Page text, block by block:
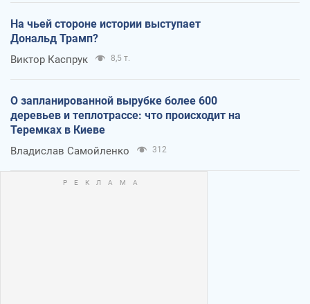
На чьей стороне истории выступает
Дональд Трамп?
Виктор Каспрук 8,5 т.
О запланированной вырубке более 600
деревьев и теплотрассе: что происходит на
Теремках в Киеве
Владислав Самойленко 312